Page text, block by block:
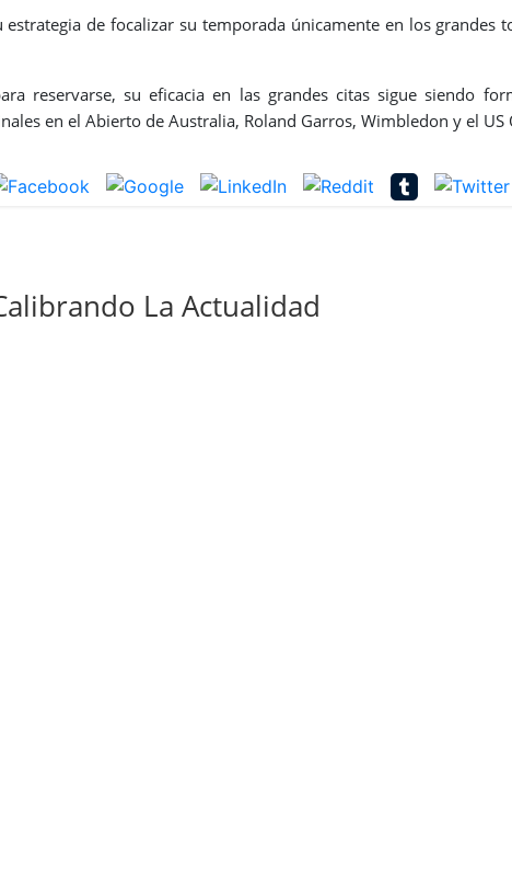
estrategia de focalizar su temporada únicamente en los grandes
reservarse, su eficacia en las grandes citas sigue siendo
en el Abierto de Australia, Roland Garros, Wimbledon y el US
La Actualidad